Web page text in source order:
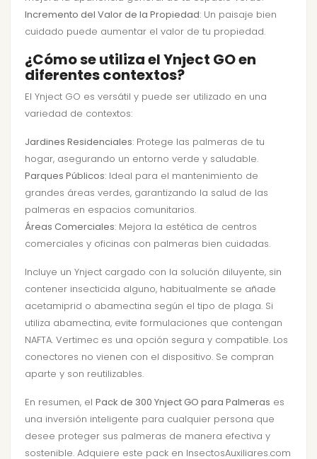
Incremento del Valor de la Propiedad: Un paisaje bien
cuidado puede aumentar el valor de tu propiedad.
¿Cómo se utiliza el Ynject GO en
diferentes contextos?
El Ynject GO es versátil y puede ser utilizado en una
variedad de contextos:
Jardines Residenciales: Protege las palmeras de tu
hogar, asegurando un entorno verde y saludable.
Parques Públicos: Ideal para el mantenimiento de
grandes áreas verdes, garantizando la salud de las
palmeras en espacios comunitarios.
Áreas Comerciales: Mejora la estética de centros
comerciales y oficinas con palmeras bien cuidadas.
Incluye un Ynject cargado con la solución diluyente, sin
contener insecticida alguno, habitualmente se añade
acetamiprid o abamectina según el tipo de plaga. Si
utiliza abamectina, evite formulaciones que contengan
NAFTA. Vertimec es una opción segura y compatible. Los
conectores no vienen con el dispositivo. Se compran
aparte y son reutilizables.
En resumen, el Pack de 300 Ynject GO para Palmeras es
una inversión inteligente para cualquier persona que
desee proteger sus palmeras de manera efectiva y
sostenible. Adquiere este pack en InsectosAuxiliares.com